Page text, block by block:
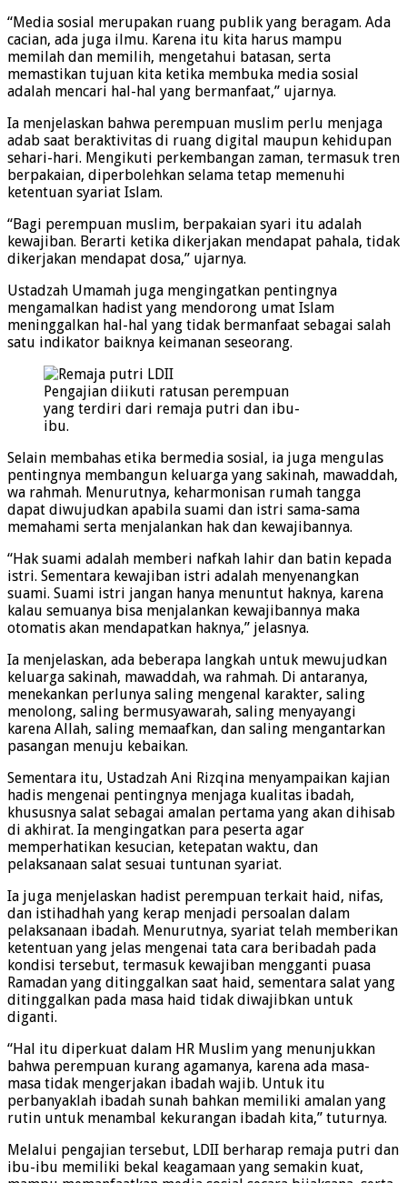
“Media sosial merupakan ruang publik yang beragam. Ada
cacian, ada juga ilmu. Karena itu kita harus mampu
memilah dan memilih, mengetahui batasan, serta
memastikan tujuan kita ketika membuka media sosial
adalah mencari hal-hal yang bermanfaat,” ujarnya.
Ia menjelaskan bahwa perempuan muslim perlu menjaga
adab saat beraktivitas di ruang digital maupun kehidupan
sehari-hari. Mengikuti perkembangan zaman, termasuk tren
berpakaian, diperbolehkan selama tetap memenuhi
ketentuan syariat Islam.
“Bagi perempuan muslim, berpakaian syari itu adalah
kewajiban. Berarti ketika dikerjakan mendapat pahala, tidak
dikerjakan mendapat dosa,” ujarnya.
Ustadzah Umamah juga mengingatkan pentingnya
mengamalkan hadist yang mendorong umat Islam
meninggalkan hal-hal yang tidak bermanfaat sebagai salah
satu indikator baiknya keimanan seseorang.
Pengajian diikuti ratusan perempuan
yang terdiri dari remaja putri dan ibu-
ibu.
Selain membahas etika bermedia sosial, ia juga mengulas
pentingnya membangun keluarga yang sakinah, mawaddah,
wa rahmah. Menurutnya, keharmonisan rumah tangga
dapat diwujudkan apabila suami dan istri sama-sama
memahami serta menjalankan hak dan kewajibannya.
“Hak suami adalah memberi nafkah lahir dan batin kepada
istri. Sementara kewajiban istri adalah menyenangkan
suami. Suami istri jangan hanya menuntut haknya, karena
kalau semuanya bisa menjalankan kewajibannya maka
otomatis akan mendapatkan haknya,” jelasnya.
Ia menjelaskan, ada beberapa langkah untuk mewujudkan
keluarga sakinah, mawaddah, wa rahmah. Di antaranya,
menekankan perlunya saling mengenal karakter, saling
menolong, saling bermusyawarah, saling menyayangi
karena Allah, saling memaafkan, dan saling mengantarkan
pasangan menuju kebaikan.
Sementara itu, Ustadzah Ani Rizqina menyampaikan kajian
hadis mengenai pentingnya menjaga kualitas ibadah,
khususnya salat sebagai amalan pertama yang akan dihisab
di akhirat. Ia mengingatkan para peserta agar
memperhatikan kesucian, ketepatan waktu, dan
pelaksanaan salat sesuai tuntunan syariat.
Ia juga menjelaskan hadist perempuan terkait haid, nifas,
dan istihadhah yang kerap menjadi persoalan dalam
pelaksanaan ibadah. Menurutnya, syariat telah memberikan
ketentuan yang jelas mengenai tata cara beribadah pada
kondisi tersebut, termasuk kewajiban mengganti puasa
Ramadan yang ditinggalkan saat haid, sementara salat yang
ditinggalkan pada masa haid tidak diwajibkan untuk
diganti.
“Hal itu diperkuat dalam HR Muslim yang menunjukkan
bahwa perempuan kurang agamanya, karena ada masa-
masa tidak mengerjakan ibadah wajib. Untuk itu
perbanyaklah ibadah sunah bahkan memiliki amalan yang
rutin untuk menambal kekurangan ibadah kita,” tuturnya.
Melalui pengajian tersebut, LDII berharap remaja putri dan
ibu-ibu memiliki bekal keagamaan yang semakin kuat,